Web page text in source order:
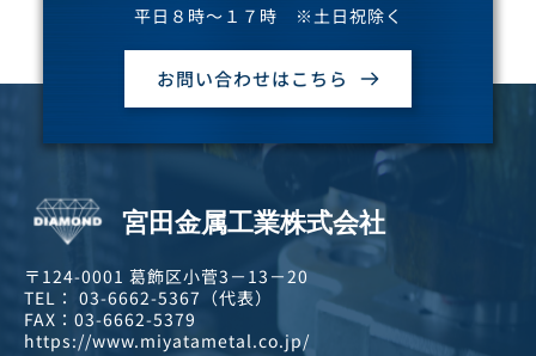
平日８時～１７時　※土日祝除く
お問い合わせはこちら
宮田金属工業株式会社
〒124-0001 葛飾区小菅3－13－20
TEL： 03-6662-5367（代表）
FAX：03-6662-5379
https://www.miyatametal.co.jp/